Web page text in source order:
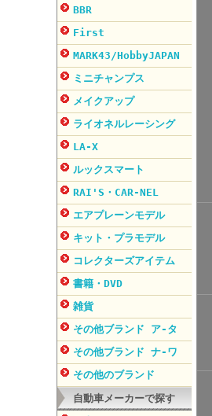
BBR
First
MARK43/HobbyJAPAN
ミニチャンプス
メイクアップ
ライオネルレーシング
LA-X
ルックスマート
RAI'S・CAR-NEL
エアプレーンモデル
キット・プラモデル
コレクターズアイテム
書籍・DVD
雑貨
その他ブランド ア-タ
その他ブランド ナ-ワ
その他のブランド
自動車メーカーで探す